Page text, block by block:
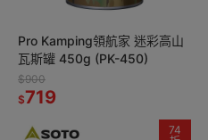
Pro Kamping領航家 迷彩高山
瓦斯罐 450g (PK-450)
$900
$719
74